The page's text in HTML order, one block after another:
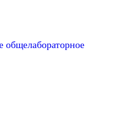
общелабораторное